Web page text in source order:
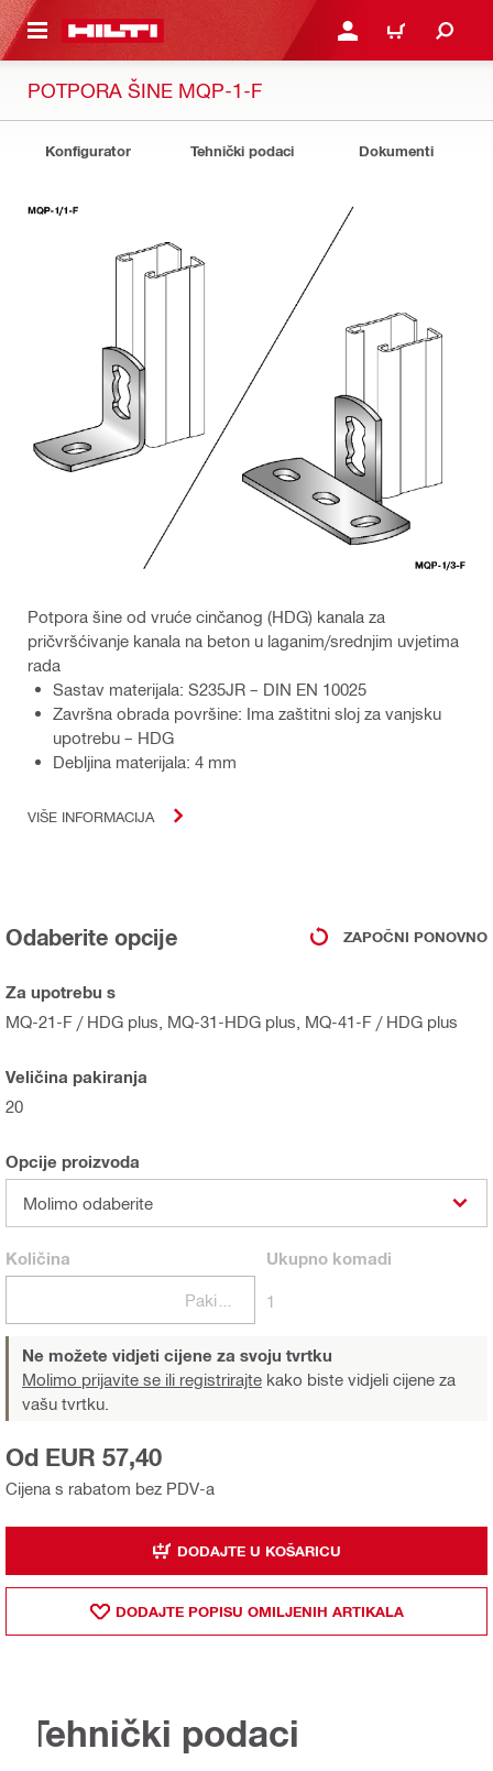
GLAVNI SADRŽAJ PRIJAVI SE ILI SE
KOŠARICA
POTPORA ŠINE MQP-1-F
Konfigurator Tehnički podaci Dokumenti
Potpora šine od vruće cinčanog (HDG) kanala za
pričvršćivanje kanala na beton u laganim/srednjim uvjetima
rada
Sastav materijala: S235JR – DIN EN 10025
Završna obrada površine: Ima zaštitni sloj za vanjsku
upotrebu – HDG
Debljina materijala: 4 mm
VIŠE INFORMACIJA
Odaberite opcije ZAPOČNI PONOVNO
Za upotrebu s
MQ-21-F / HDG plus, MQ-31-HDG plus, MQ-41-F / HDG plus
Veličina pakiranja
20
Opcije proizvoda
Molimo odaberite
Količina Ukupnokomadi
1
Ne možete vidjeti cijene za svoju tvrtku
Molimo prijavite se ili registrirajte kako biste vidjeli cijene za
vašu tvrtku.
Cijena s rabatom bez PDV-a
Od EUR 57,40
DODAJTE U KOŠARICU
DODAJTE POPISU OMILJENIH ARTIKALA
Tehnički podaci